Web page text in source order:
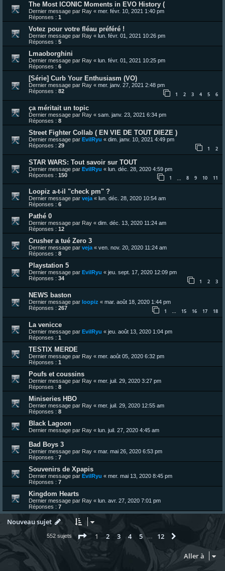
The Most ICONIC Moments in EVO History (
Dernier message par Ray « mer. févr. 10, 2021 1:40 pm
Réponses : 1
Votez pour votre fléau préféré !
Dernier message par Ray « lun. févr. 01, 2021 10:26 pm
Réponses : 5
Lmaoborghini
Dernier message par Ray « lun. févr. 01, 2021 10:25 pm
Réponses : 6
[Série] Curb Your Enthusiasm (VO)
Dernier message par Ray « mer. janv. 27, 2021 2:48 pm
Réponses : 82 1 2 3 4 5 6
ça méritait un topic
Dernier message par Ray « sam. janv. 23, 2021 6:34 pm
Réponses : 8
Street Fighter Collab ( EN VIE DE TOUT DIEZE )
Dernier message par EvilRyu « dim. janv. 10, 2021 4:49 pm
Réponses : 29 1 2
STAR WARS: Tout savoir sur TOUT
Dernier message par EvilRyu « lun. déc. 28, 2020 4:59 pm
Réponses : 150 1 8 9 10 11
Loopiz a-t-il "check pm" ?
Dernier message par veja « lun. déc. 28, 2020 10:54 am
Réponses : 6
Pathé 0
Dernier message par Ray « dim. déc. 13, 2020 11:24 am
Réponses : 12
Crusher a tué Zero 3
Dernier message par veja « ven. nov. 20, 2020 11:24 am
Réponses : 8
Playstation 5
Dernier message par EvilRyu « jeu. sept. 17, 2020 12:09 pm
Réponses : 34 1 2 3
NEWS baston
Dernier message par loopiz « mar. août 18, 2020 1:44 pm
Réponses : 267 1 … 15 16 17 18
La venicce
Dernier message par EvilRyu « jeu. août 13, 2020 1:04 pm
Réponses : 1
TESTIX MERDE
Dernier message par Ray « mer. août 05, 2020 6:32 pm
Réponses : 1
Poufs et coussins
Dernier message par Ray « mer. juil. 29, 2020 3:27 pm
Réponses : 8
Miniseries HBO
Dernier message par Ray « mer. juil. 29, 2020 12:55 am
Réponses : 8
Black Lagoon
Dernier message par Ray « lun. juil. 27, 2020 4:45 am
Bad Boys 3
Dernier message par Ray « mar. mai 26, 2020 6:53 pm
Réponses : 7
Souvenirs de Xpapis
Dernier message par EvilRyu « mer. mai 13, 2020 8:45 pm
Réponses : 7
Kingdom Hearts
Dernier message par Ray « lun. avr. 27, 2020 7:01 pm
Réponses : 7
Nouveau sujet
552 sujets Page 1sur12
1 2 3 4 5 12
Aller à